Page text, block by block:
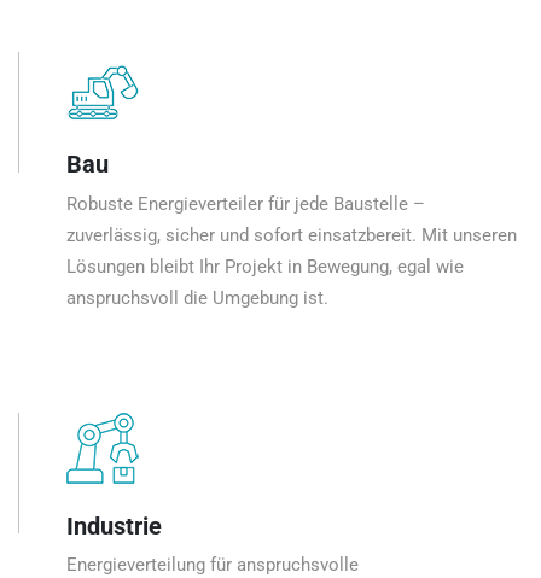
Bau
Robuste Energieverteiler für jede Baustelle –
zuverlässig, sicher und sofort einsatzbereit. Mit unseren
Lösungen bleibt Ihr Projekt in Bewegung, egal wie
anspruchsvoll die Umgebung ist.
Industrie
Energieverteilung für anspruchsvolle